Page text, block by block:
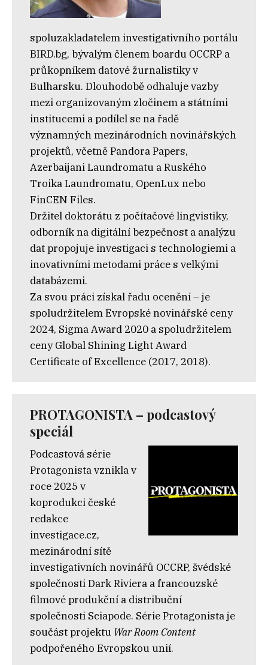
spoluzakladatelem investigativního portálu
BIRD.bg, bývalým členem boardu OCCRP a
průkopníkem datové žurnalistiky v
Bulharsku. Dlouhodobě odhaluje vazby
mezi organizovaným zločinem a státními
institucemi a podílel se na řadě
významných mezinárodních novinářských
projektů, včetně Pandora Papers,
Azerbaijani Laundromatu a Ruského
Troika Laundromatu, OpenLux nebo
FinCEN Files.
Držitel doktorátu z počítačové lingvistiky,
odborník na digitální bezpečnost a analýzu
dat propojuje investigaci s technologiemi a
inovativními metodami práce s velkými
databázemi.
Za svou práci získal řadu ocenění – je
spoludržitelem Evropské novinářské ceny
2024, Sigma Award 2020 a spoludržitelem
ceny Global Shining Light Award
Certificate of Excellence (2017, 2018).
PROTAGONISTA – podcastový
speciál
Podcastová série
Protagonista vznikla v
roce 2025 v
koprodukci české
redakce
investigace.cz,
mezinárodní sítě
investigativních novinářů OCCRP, švédské
společnosti Dark Riviera a francouzské
filmové produkční a distribuční
společnosti Sciapode. Série Protagonista je
součást projektu War Room Content
podpořeného Evropskou unií.